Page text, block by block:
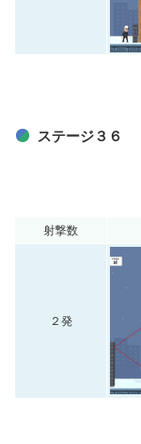
ステージ３６
射撃数
２発